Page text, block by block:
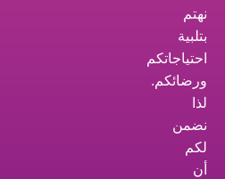
نهتم
بتلبية
احتياجاتكم
ورضائكم.
لذا
نضمن
لكم
أن